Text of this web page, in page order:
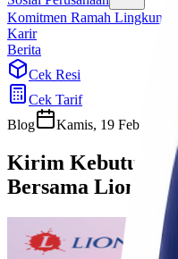
Komitmen Ramah Lingkungan
Karir
Berita
Cek Resi
Cek Tarif
Blog
Kamis, 19 Februari
Kirim Kebutuhan
Bersama Lionel